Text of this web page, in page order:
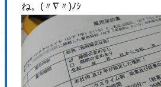
ね。(〃∇〃)ﾉｼ
<link rel="https://api.w.org/" href="https://
<link rel="wlwmanifest"
<meta name="generator"
<link rel='shortlink' href='https://wp.me/
<link rel="alternate" type="application/